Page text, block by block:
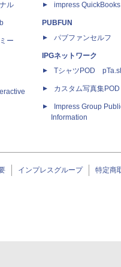
ル
ー
impress QuickBooks
PUBFUN
パブファンセルフ
IPGネットワーク
TシャツPOD
カスタム写真集
Impress Group
Information
インプレスグループ 特定商